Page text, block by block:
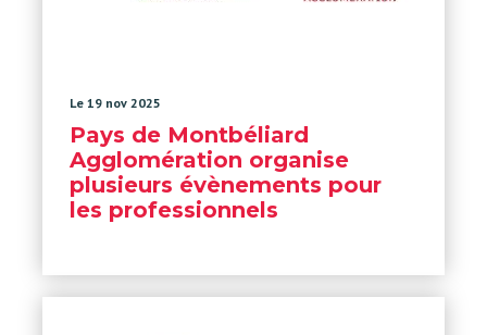
Le 19 nov 2025
Pays de Montbéliard
Agglomération organise
plusieurs évènements pour
les professionnels